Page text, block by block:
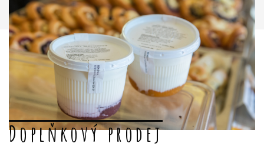
Doplňkový prodej